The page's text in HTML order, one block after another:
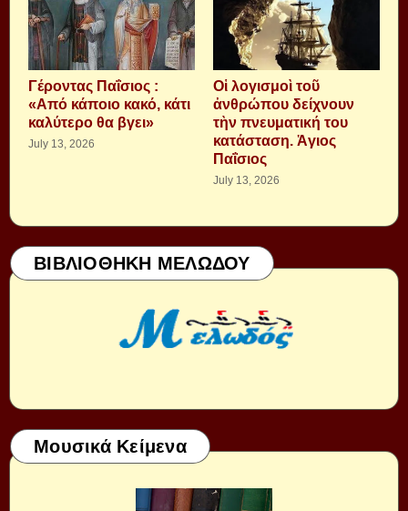
Γέροντας Παΐσιος :
«Από κάποιο κακό, κάτι
καλύτερο θα βγει»
July 13, 2026
Οἱ λογισμοὶ τοῦ
ἀνθρώπου δείχνουν
τὴν πνευματική του
κατάσταση. Ἁγιος
Παΐσιος
July 13, 2026
ΒΙΒΛΙΟΘΗΚΗ ΜΕΛΩΔΟΥ
Μουσικά Κείμενα